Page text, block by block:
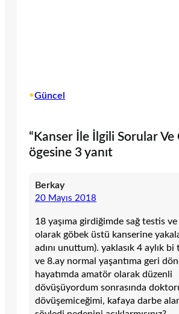
•Güncel
“Kanser İle İlgili Sorular Ve
ögesine 3 yanıt
Berkay
20 Mayıs 2018
18 yaşıma girdiğimde sağ testis
olarak göbek üstü kanserine
adını unuttum). yaklasık 4 aylık bi
ve 8.ay normal yaşantıma geri
hayatımda amatör olarak düzenli
dövüşüyordum sonrasında
dövüşemiceğimi, kafaya darbe